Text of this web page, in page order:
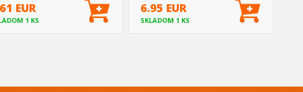
EUR
1 KS
6.95 EUR
SKLADOM 1 KS